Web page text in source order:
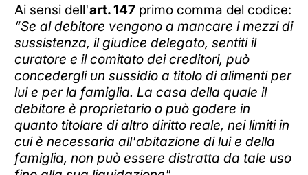
Ai sensi dell'art. 147primo comma del codice:
“Se al debitore vengono a mancare i mezzi di
sussistenza, il giudice delegato, sentiti il
curatore e il comitato dei creditori, può
concedergli un sussidio a titolo di alimenti per
lui e per la famiglia. La casa della quale il
debitore è proprietario o può godere in
quanto titolare di altro diritto reale, nei limiti in
cui è necessaria all'abitazione di lui e della
famiglia, non può essere distratta da tale uso